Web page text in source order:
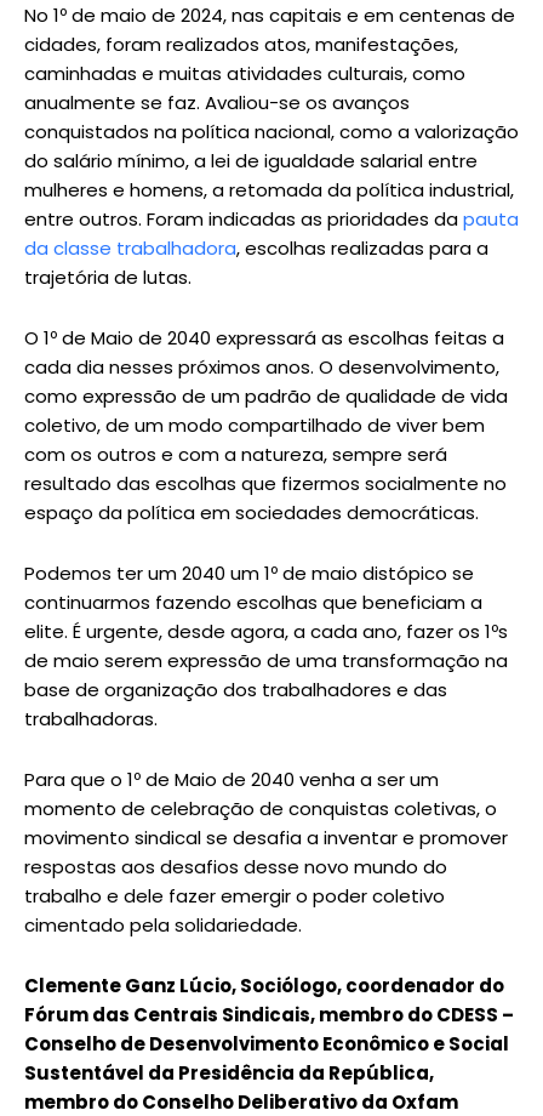
No 1º de maio de 2024, nas capitais e em centenas de
cidades, foram realizados atos, manifestações,
caminhadas e muitas atividades culturais, como
anualmente se faz. Avaliou-se os avanços
conquistados na política nacional, como a valorização
do salário mínimo, a lei de igualdade salarial entre
mulheres e homens, a retomada da política industrial,
entre outros. Foram indicadas as prioridades dapauta
da classe trabalhadora, escolhas realizadas para a
trajetória de lutas.
O 1º de Maio de 2040 expressará as escolhas feitas a
cada dia nesses próximos anos. O desenvolvimento,
como expressão de um padrão de qualidade de vida
coletivo, de um modo compartilhado de viver bem
com os outros e com a natureza, sempre será
resultado das escolhas que fizermos socialmente no
espaço da política em sociedades democráticas.
Podemos ter um 2040 um 1º de maio distópico se
continuarmos fazendo escolhas que beneficiam a
elite. É urgente, desde agora, a cada ano, fazer os 1ºs
de maio serem expressão de uma transformação na
base de organização dos trabalhadores e das
trabalhadoras.
Para que o 1º de Maio de 2040 venha a ser um
momento de celebração de conquistas coletivas, o
movimento sindical se desafia a inventar e promover
respostas aos desafios desse novo mundo do
trabalho e dele fazer emergir o poder coletivo
cimentado pela solidariedade.
Clemente Ganz Lúcio, Sociólogo, coordenador do
Fórum das Centrais Sindicais, membro do CDESS –
Conselho de Desenvolvimento Econômico e Social
Sustentável da Presidência da República,
membro do Conselho Deliberativo da Oxfam